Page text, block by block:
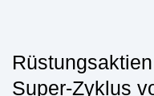
Super-Zyklus